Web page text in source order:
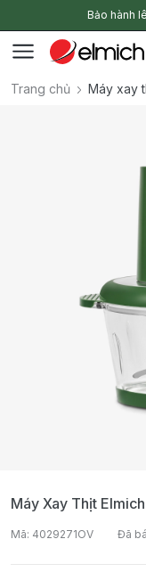
Bảo hành
Trang chủ Máy xay
Máy Xay Thịt
Mã: 4029271OV Đã